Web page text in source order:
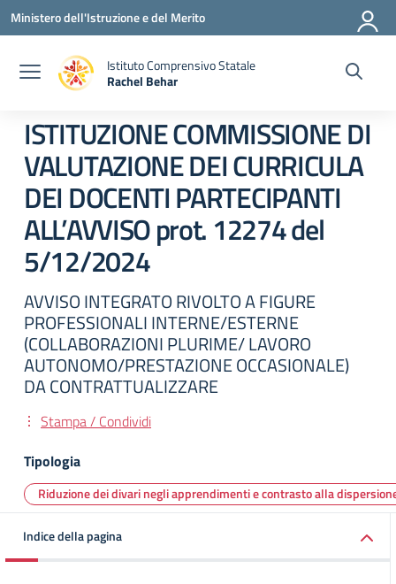
Vai ai contenuti
Vai al menu di navigazione
Vai al footer
Ministero dell'Istruzione e del Merito
Istituto Comprensivo Statale
Rachel Behar
ISTITUZIONE COMMISSIONE DI
VALUTAZIONE DEI CURRICULA
DEI DOCENTI PARTECIPANTI
ALL’AVVISO prot. 12274 del
5/12/2024
AVVISO INTEGRATO RIVOLTO A FIGURE
PROFESSIONALI INTERNE/ESTERNE
(COLLABORAZIONI PLURIME/ LAVORO
AUTONOMO/PRESTAZIONE OCCASIONALE)
DA CONTRATTUALIZZARE
Stampa / Condividi
Tipologia
Riduzione dei divari negli apprendimenti e contrasto alla
Indice della pagina